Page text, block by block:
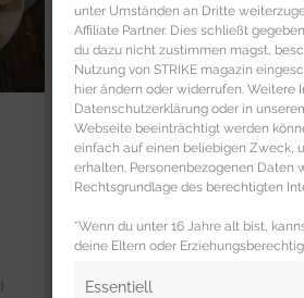
unter Umständen an Dritte
Affiliate Partner. Dies schließt
du dazu nicht zustimmen magst,
Nutzung von STRIKE magazin
hier ändern oder widerrufen. Weitere
Datenschutzerklärung oder in
Webseite beeinträchtigt werden
einfach auf einen beliebigen Zweck,
erhalten. Personenbezogenen
Rechtsgrundlage des berechtigten
*Wenn du unter 16 Jahre alt bist,
deine Eltern oder
Essentiell